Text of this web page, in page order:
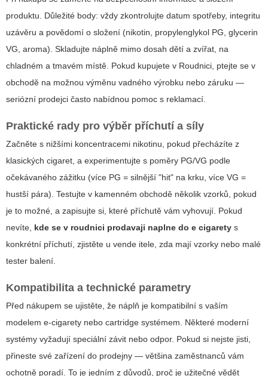
produktu. Důležité body: vždy zkontrolujte datum spotřeby, integritu
uzávěru a povědomí o složení (nikotin, propylenglykol PG, glycerin
VG, aroma). Skladujte náplně mimo dosah dětí a zvířat, na
chladném a tmavém místě. Pokud kupujete v Roudnici, ptejte se v
obchodě na možnou výměnu vadného výrobku nebo záruku —
seriózní prodejci často nabídnou pomoc s reklamací.
Praktické rady pro výběr příchutí a síly
Začněte s nižšími koncentracemi nikotinu, pokud přecházíte z
klasických cigaret, a experimentujte s poměry PG/VG podle
očekávaného zážitku (více PG = silnější "hit" na krku, více VG =
hustší pára). Testujte v kamenném obchodě několik vzorků, pokud
je to možné, a zapisujte si, které příchutě vám vyhovují. Pokud
nevíte, kde se v roudnici prodavaji naplne do e cigarety s
konkrétní příchutí, zjistěte u vende itele, zda mají vzorky nebo malé
tester balení.
Kompatibilita a technické parametry
Před nákupem se ujistěte, že náplň je kompatibilní s vaším
modelem e-cigarety nebo cartridge systémem. Některé moderní
systémy vyžadují speciální závit nebo odpor. Pokud si nejste jisti,
přineste své zařízení do prodejny — většina zaměstnanců vám
ochotně poradí. To je jedním z důvodů, proč je užitečné vědět